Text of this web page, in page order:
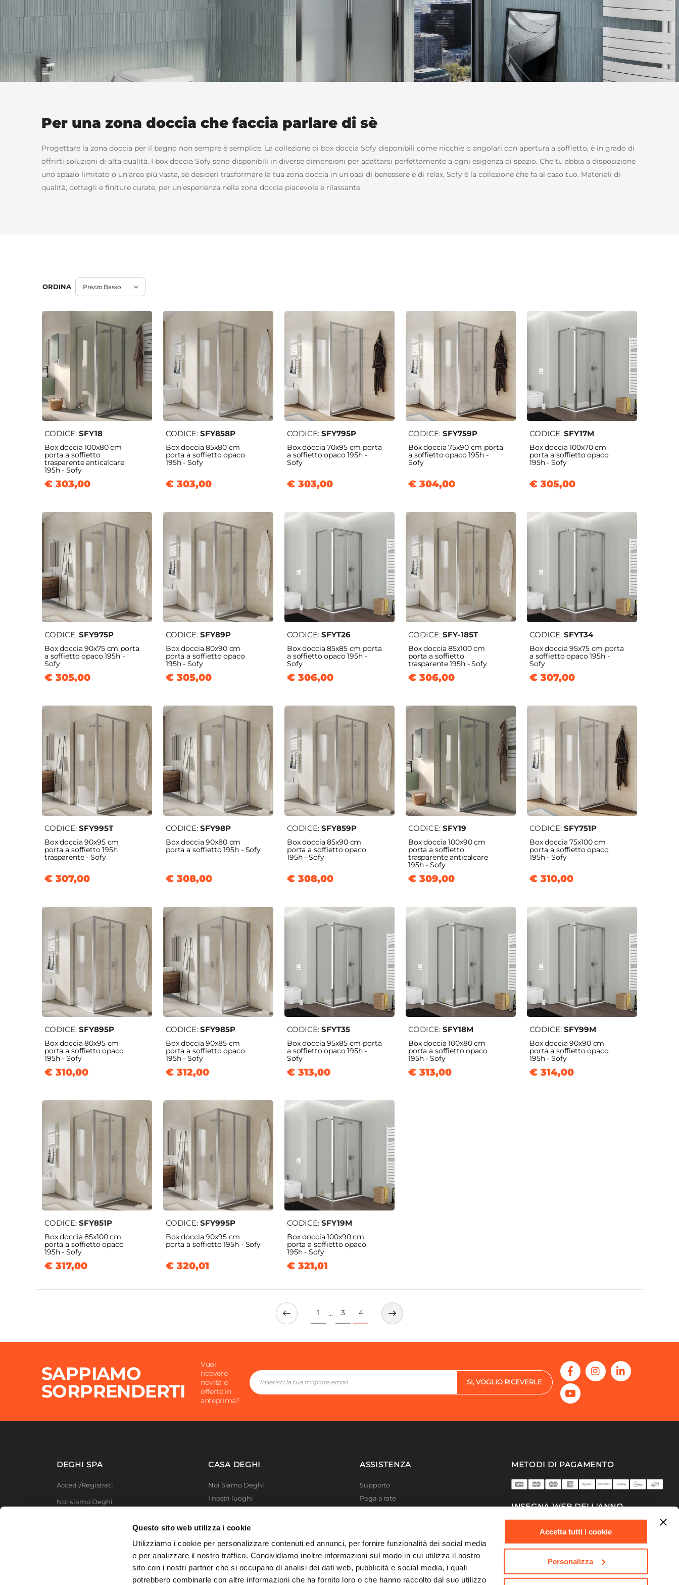
Questo sito web utilizza i cookie
Utilizziamo i cookie per personalizzare contenuti ed annunci, per fornire funzionalità dei social media
e per analizzare il nostro traffico. Condividiamo inoltre informazioni sul modo in cui utilizza il nostro
sito con i nostri partner che si occupano di analisi dei dati web, pubblicità e social media, i quali
potrebbero combinarle con altre informazioni che ha fornito loro o che hanno raccolto dal suo utilizzo
Accetta tutti i cookie
Personalizza
Per una zona doccia che faccia parlare di sè
Progettare la zona doccia per il bagno non sempre è semplice. La collezione di box doccia Sofy disponibili come nicchie o angolari con apertura a soffietto, è in grado di
offrirti soluzioni di alta qualità. I box doccia Sofy sono disponibili in diverse dimensioni per adattarsi perfettamente a ogni esigenza di spazio. Che tu abbia a disposizione
uno spazio limitato o un’area più vasta, se desideri trasformare la tua zona doccia in un’oasi di benessere e di relax, Sofy è la collezione che fa al caso tuo. Materiali di
qualità, dettagli e finiture curate, per un’esperienza nella zona doccia piacevole e rilassante.
ORDINA
CODICE: SFY18
Box doccia 100x80 cm
porta a soffietto
trasparente anticalcare
195h - Sofy
€ 303,00
CODICE: SFY858P
Box doccia 85x80 cm
porta a soffietto opaco
195h - Sofy
€ 303,00
CODICE: SFY795P
Box doccia 70x95 cm porta
a soffietto opaco 195h -
Sofy
€ 303,00
CODICE: SFY759P
Box doccia 75x90 cm porta
a soffietto opaco 195h -
Sofy
€ 304,00
CODICE: SFY17M
Box doccia 100x70 cm
porta a soffietto opaco
195h - Sofy
€ 305,00
CODICE: SFY975P
Box doccia 90x75 cm porta
a soffietto opaco 195h -
Sofy
€ 305,00
CODICE: SFY89P
Box doccia 80x90 cm
porta a soffietto opaco
195h - Sofy
€ 305,00
CODICE: SFYT26
Box doccia 85x85 cm porta
a soffietto opaco 195h -
Sofy
€ 306,00
CODICE: SFY-185T
Box doccia 85x100 cm
porta a soffietto
trasparente 195h - Sofy
€ 306,00
CODICE: SFYT34
Box doccia 95x75 cm porta
a soffietto opaco 195h -
Sofy
€ 307,00
CODICE: SFY995T
Box doccia 90x95 cm
porta a soffietto 195h
trasparente - Sofy
€ 307,00
CODICE: SFY98P
Box doccia 90x80 cm
porta a soffietto 195h - Sofy
€ 308,00
CODICE: SFY859P
Box doccia 85x90 cm
porta a soffietto opaco
195h - Sofy
€ 308,00
CODICE: SFY19
Box doccia 100x90 cm
porta a soffietto
trasparente anticalcare
195h - Sofy
€ 309,00
CODICE: SFY751P
Box doccia 75x100 cm
porta a soffietto opaco
195h - Sofy
€ 310,00
CODICE: SFY895P
Box doccia 80x95 cm
porta a soffietto opaco
195h - Sofy
€ 310,00
CODICE: SFY985P
Box doccia 90x85 cm
porta a soffietto opaco
195h - Sofy
€ 312,00
CODICE: SFYT35
Box doccia 95x85 cm porta
a soffietto opaco 195h -
Sofy
€ 313,00
CODICE: SFY18M
Box doccia 100x80 cm
porta a soffietto opaco
195h - Sofy
€ 313,00
CODICE: SFY99M
Box doccia 90x90 cm
porta a soffietto opaco
195h - Sofy
€ 314,00
CODICE: SFY851P
Box doccia 85x100 cm
porta a soffietto opaco
195h - Sofy
€ 317,00
CODICE: SFY995P
Box doccia 90x95 cm
porta a soffietto 195h - Sofy
€ 320,01
CODICE: SFY19M
Box doccia 100x90 cm
porta a soffietto opaco
195h - Sofy
€ 321,01
1 ... 3 4
SAPPIAMO
SORPRENDERTI
Vuoi
ricevere
novità e
offerte in
anteprima?
SI, VOGLIO RICEVERLE
DEGHI SPA
Accedi/Registrati
Noi siamo Deghi
Modello organizzativo e codice etico
CASA DEGHI
Noi Siamo Deghi
I nostri luoghi
MFT - La produzione
Deghi Academy
ASSISTENZA
Supporto
Paga a rate
Cookie policy
METODI DI PAGAMENTO
INSEGNA WEB DELL'ANNO